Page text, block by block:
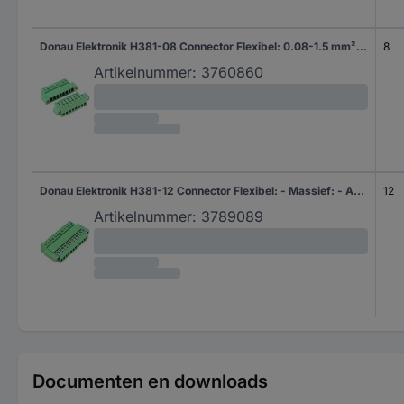
Donau Elektronik H381-08 Connector Flexibel: 0.08-1.5 mm² Massief: - Aantal polen: 8 1 stuk(s)
Artikelnummer: 3760860
8
Donau Elektronik H381-12 Connector Flexibel: - Massief: - Aantal polen: 12 1 stuk(s)
Artikelnummer: 3789089
12
Documenten en downloads